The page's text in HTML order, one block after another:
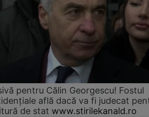
pentru Călin Georgescu! Fostul
află dacă va fi judecat
de stat www.stirilekanald.ro